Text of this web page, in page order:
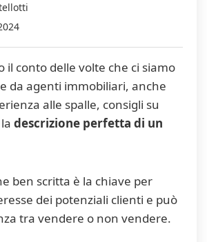
il conto delle volte che ci siamo
da agenti immobiliari, anche
alle spalle, consigli su
descrizione perfetta di un
ben scritta è la chiave per
dei potenziali clienti e può
tra vendere o non vendere.